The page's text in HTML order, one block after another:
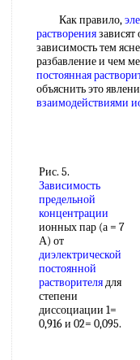
Как правило,
растворения
зависимость тем
разбавление и чем
постоянная
объяснить это
взаимодействиями
Рис. 5.
Зависимость
предельной
концентрации
ионных пар (а = 7
А) от
диэлектрической
постоянной
растворителядля
степени
диссоциации 1=
0,916 и 02= 0,095.